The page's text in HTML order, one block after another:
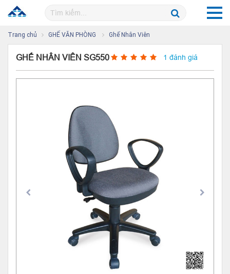
Trang chủ GHẾ VĂN PHÒNG Ghế Nhân Viên
GHẾ NHÂN VIÊN SG550 1 đánh giá